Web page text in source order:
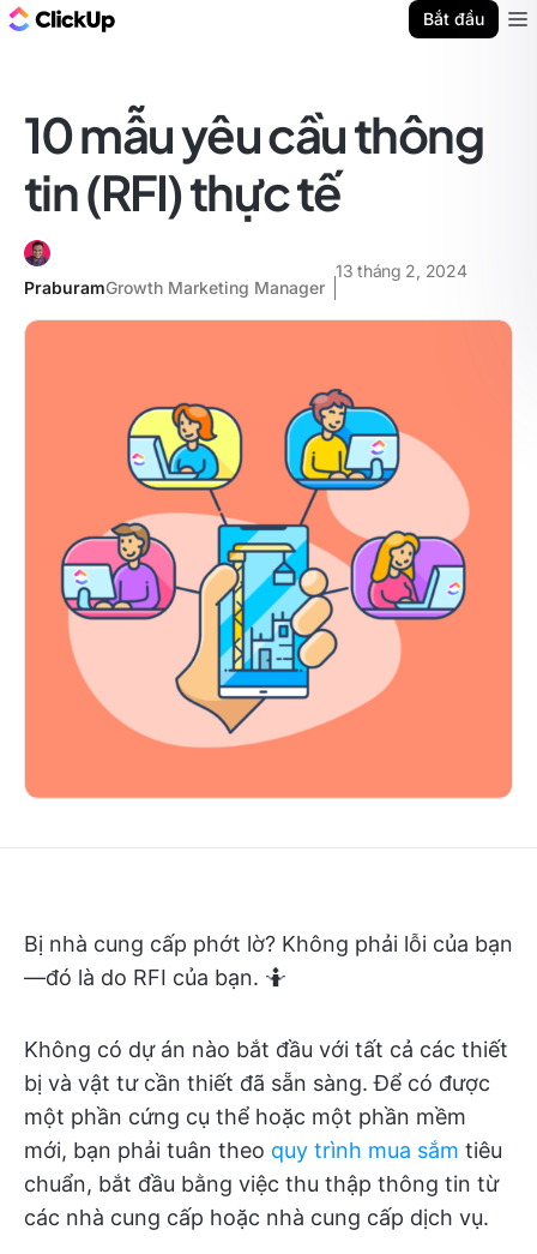
Bắt đầu
10 mẫu yêu cầu thông
tin (RFI) thực tế
PraburamGrowth Marketing Manager
13 tháng 2, 2024
Bị nhà cung cấp phớt lờ? Không phải lỗi của bạn
—đó là do RFI của bạn. 🤷
Không có dự án nào bắt đầu với tất cả các thiết
bị và vật tư cần thiết đã sẵn sàng. Để có được
một phần cứng cụ thể hoặc một phần mềm
mới, bạn phải tuân theo quy trình mua sắm tiêu
chuẩn, bắt đầu bằng việc thu thập thông tin từ
các nhà cung cấp hoặc nhà cung cấp dịch vụ.